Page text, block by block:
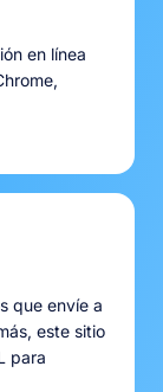
en línea
que envíe a
este sitio
para